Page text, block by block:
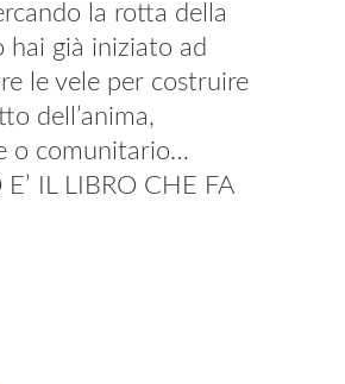
la rotta della
hai già iniziato ad
le vele per costruire
dell’anima,
o comunitario…
IL LIBRO CHE FA